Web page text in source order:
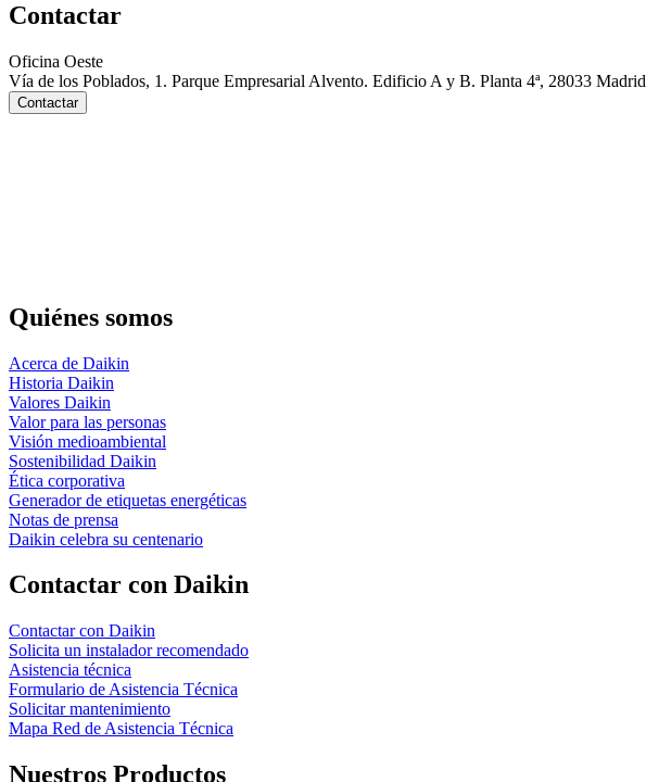
Contactar
Oficina Oeste
Vía de los Poblados, 1. Parque Empresarial Alvento. Edificio A y B. Planta 4ª, 28033 Madrid
Contactar
Quiénes somos
Acerca de Daikin
Historia Daikin
Valores Daikin
Valor para las personas
Visión medioambiental
Sostenibilidad Daikin
Ética corporativa
Generador de etiquetas energéticas
Notas de prensa
Daikin celebra su centenario
Contactar con Daikin
Contactar con Daikin
Solicita un instalador recomendado
Asistencia técnica
Formulario de Asistencia Técnica
Solicitar mantenimiento
Mapa Red de Asistencia Técnica
Nuestros Productos